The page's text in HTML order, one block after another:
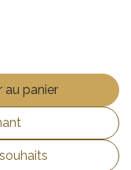
au panier